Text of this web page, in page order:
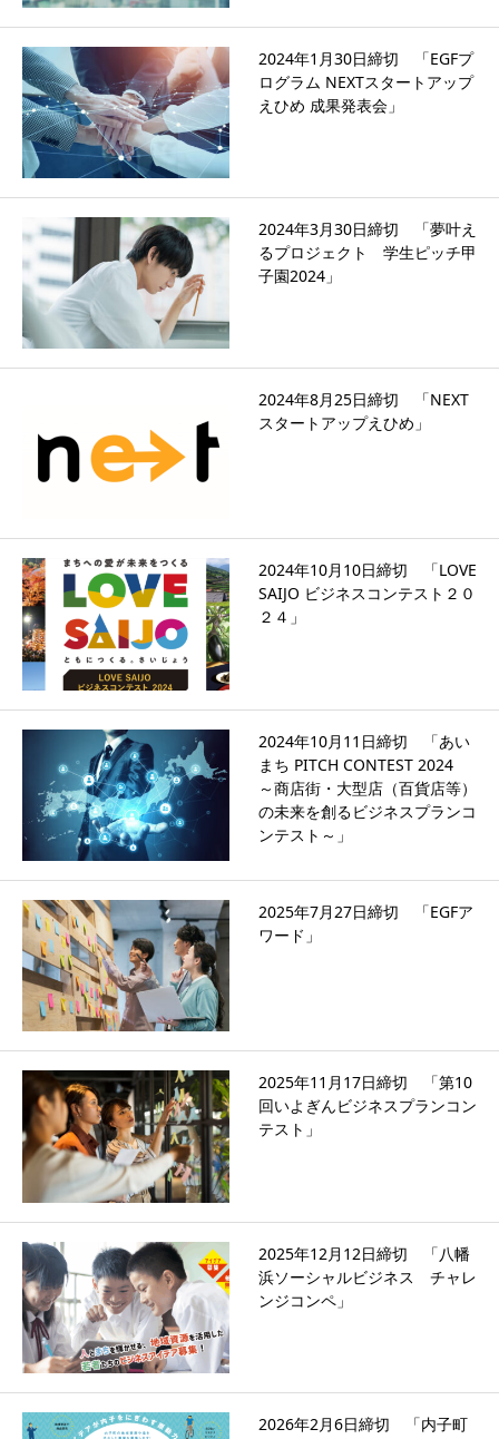
2024年1月30日締切 「EGFプ
ログラム NEXTスタートアップ
えひめ 成果発表会」
2024年3月30日締切 「夢叶え
るプロジェクト 学生ピッチ甲
子園2024」
2024年8月25日締切 「NEXT
スタートアップえひめ」
2024年10月10日締切 「LOVE
SAIJO ビジネスコンテスト２０
２４」
2024年10月11日締切 「あい
まち PITCH CONTEST 2024
～商店街・大型店（百貨店等）
の未来を創るビジネスプランコ
ンテスト～」
2025年7月27日締切 「EGFア
ワード」
2025年11月17日締切 「第10
回いよぎんビジネスプランコン
テスト」
2025年12月12日締切 「八幡
浜ソーシャルビジネス チャレ
ンジコンペ」
2026年2月6日締切 「内子町